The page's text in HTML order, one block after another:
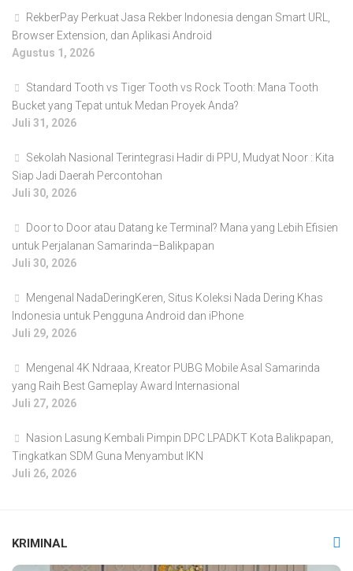
RekberPay Perkuat Jasa Rekber Indonesia dengan Smart URL,
Browser Extension, dan Aplikasi Android
Agustus 1, 2026
Standard Tooth vs Tiger Tooth vs Rock Tooth: Mana Tooth
Bucket yang Tepat untuk Medan Proyek Anda?
Juli 31, 2026
Sekolah Nasional Terintegrasi Hadir di PPU, Mudyat Noor : Kita
Siap Jadi Daerah Percontohan
Juli 30, 2026
Door to Door atau Datang ke Terminal? Mana yang Lebih Efisien
untuk Perjalanan Samarinda–Balikpapan
Juli 30, 2026
Mengenal NadaDeringKeren, Situs Koleksi Nada Dering Khas
Indonesia untuk Pengguna Android dan iPhone
Juli 29, 2026
Mengenal 4K Ndraaa, Kreator PUBG Mobile Asal Samarinda
yang Raih Best Gameplay Award Internasional
Juli 27, 2026
Nasion Lasung Kembali Pimpin DPC LPADKT Kota Balikpapan,
Tingkatkan SDM Guna Menyambut IKN
Juli 26, 2026
KRIMINAL